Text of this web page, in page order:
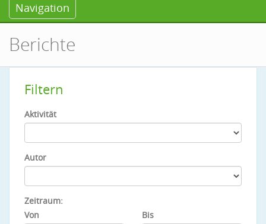
Navigation
Berichte
Filtern
Aktivität
Autor
Zeitraum:
Von
Bis